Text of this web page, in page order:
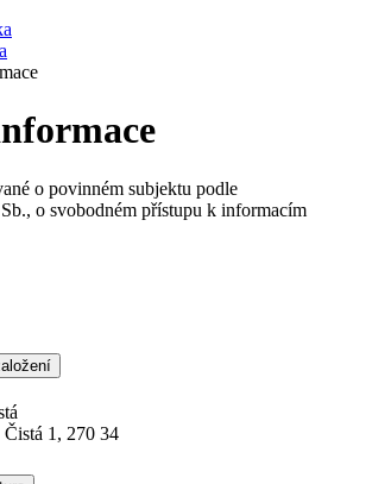
o povinném subjektu podle
o svobodném přístupu k informacím
1, 270 34